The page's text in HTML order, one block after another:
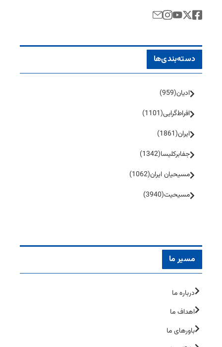
دسته‌بندی‌ها
ادیان(959)
افراط‌گرایی(1101)
ایران(1861)
جفا‌بر‌کلیسا(1342)
مسیحیان ایران(1062)
مسیحیت(3940)
مسیر ما
درباره ما
اهداف ما
باورهای ما